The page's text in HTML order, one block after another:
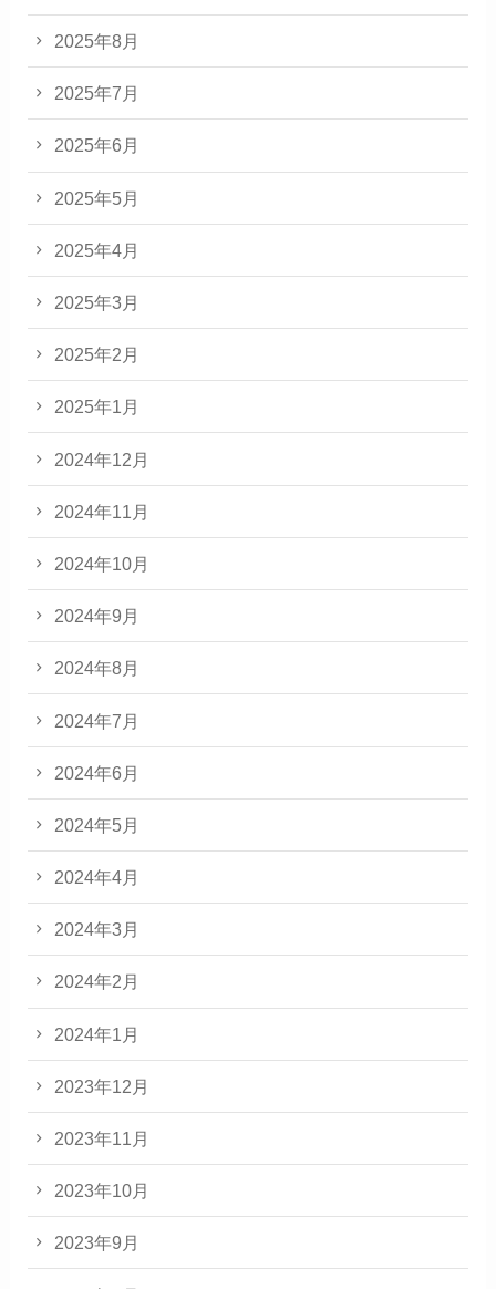
2025年8月
2025年7月
2025年6月
2025年5月
2025年4月
2025年3月
2025年2月
2025年1月
2024年12月
2024年11月
2024年10月
2024年9月
2024年8月
2024年7月
2024年6月
2024年5月
2024年4月
2024年3月
2024年2月
2024年1月
2023年12月
2023年11月
2023年10月
2023年9月